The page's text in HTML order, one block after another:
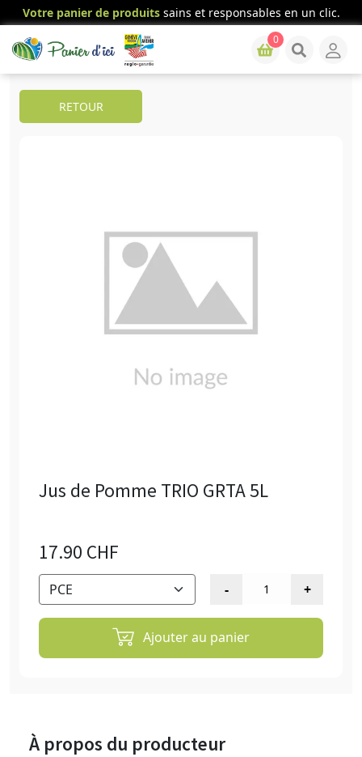
Votre panier de produitssains et responsables en un clic.
0
RETOUR
Jus de Pomme TRIO GRTA 5L
17.90 CHF
Ajouter au panier
À propos du producteur